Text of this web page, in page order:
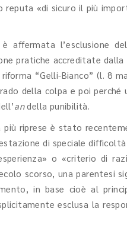
«di sicuro il più
affermata l’esclusione
pratiche accreditate
“Gelli-Bianco” (l. 8
della colpa e poi
andella punibilità.
riprese è stato
di speciale
o «criterio di
scorso, una parentesi
in base cioè al
esclusa la